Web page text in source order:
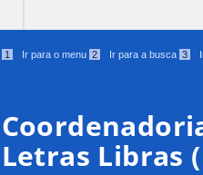
1 Ir para o menu 2 Ir para a busca 3
Letras Libras